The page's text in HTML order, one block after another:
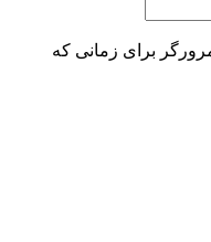
برای زمانی که